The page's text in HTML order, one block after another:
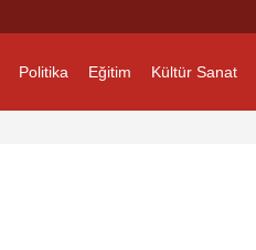
Politika Eğitim Kültür Sanat